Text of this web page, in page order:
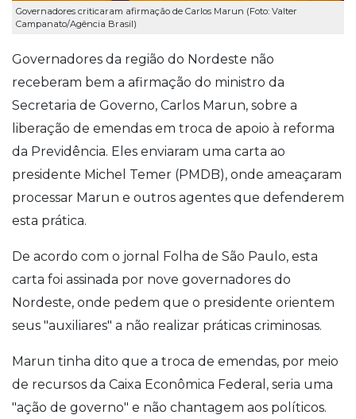
Governadores criticaram afirmação de Carlos Marun (Foto: Valter
Campanato/Agência Brasil)
Governadores da região do Nordeste não
receberam bem a afirmação do ministro da
Secretaria de Governo, Carlos Marun, sobre a
liberação de emendas em troca de apoio à reforma
da Previdência. Eles enviaram uma carta ao
presidente Michel Temer (PMDB), onde ameaçaram
processar Marun e outros agentes que defenderem
esta prática.
De acordo com o jornal Folha de São Paulo, esta
carta foi assinada por nove governadores do
Nordeste, onde pedem que o presidente orientem
seus "auxiliares" a não realizar práticas criminosas.
Marun tinha dito que a troca de emendas, por meio
de recursos da Caixa Econômica Federal, seria uma
"ação de governo" e não chantagem aos políticos.